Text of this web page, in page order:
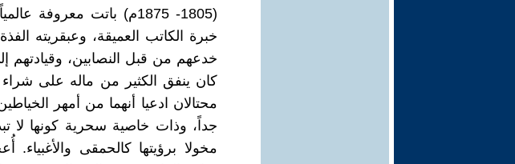
(1805- 1875م) باتت
خبرة الكاتب العميقة، وعبقريته
خدعهم من قبل النصابين، وقيادتهم
كان ينفق الكثير من ماله على
محتالان ادعيا أنهما من أمهر
جداً، وذات خاصية سحرية كونها لا
مخولا برؤيتها كالحمقى والأغبياء.